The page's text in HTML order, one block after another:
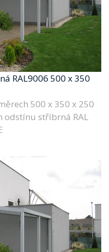
RAL9006 500 x 350
500 x 350 x 250
odstínu stříbrná RAL